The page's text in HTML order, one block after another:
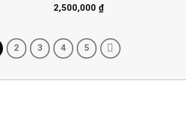
2,500,000 ₫
2 3 4 5